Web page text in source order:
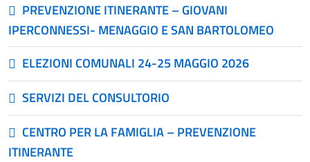
PREVENZIONE ITINERANTE – GIOVANI
IPERCONNESSI- MENAGGIO E SAN BARTOLOMEO
ELEZIONI COMUNALI 24-25 MAGGIO 2026
SERVIZI DEL CONSULTORIO
CENTRO PER LA FAMIGLIA – PREVENZIONE
ITINERANTE